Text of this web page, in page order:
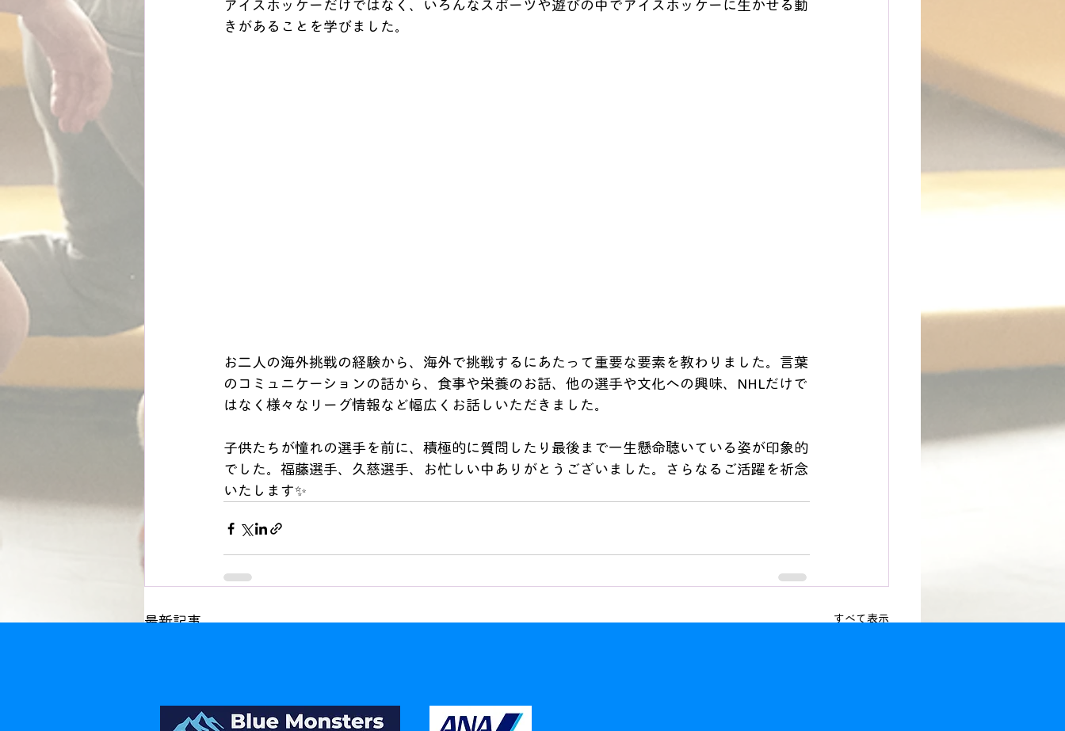
アイスホッケーだけではなく、いろんなスポーツや遊びの中でアイスホッケーに生かせる動
きがあることを学びました。
お二人の海外挑戦の経験から、海外で挑戦するにあたって重要な要素を教わりました。言葉
のコミュニケーションの話から、食事や栄養のお話、他の選手や文化への興味、NHLだけで
はなく様々なリーグ情報など幅広くお話しいただきました。
子供たちが憧れの選手を前に、積極的に質問したり最後まで一生懸命聴いている姿が印象的
でした。福藤選手、久慈選手、お忙しい中ありがとうございました。さらなるご活躍を祈念
いたします✨
最新記事 すべて表示